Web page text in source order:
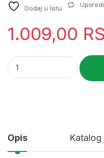
Dodaj u listu Uporedi
1.009,00
SE EASY9 EU spratna
Opis Katalog